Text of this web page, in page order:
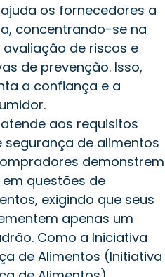
os fornecedores a
concentrando-se na
de riscos e
de prevenção. Isso,
a confiança e a
aos requisitos
segurança de alimentos
demonstrem
questões de
exigindo que seus
apenas um
Como a Iniciativa
de Alimentos (Initiativa